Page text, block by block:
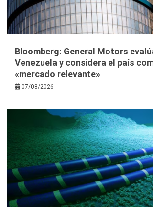
Bloomberg: General Motors
Venezuela y considera el país
«mercado relevante»
07/08/2026